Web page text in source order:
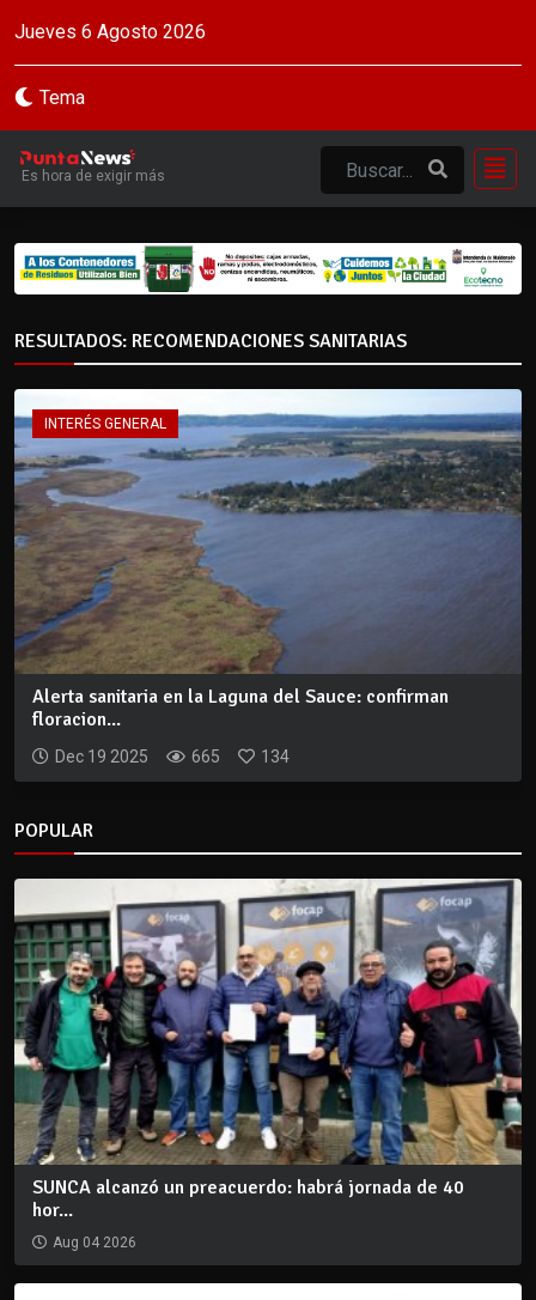
Jueves 6 Agosto 2026
Tema
Es hora de exigir más
RESULTADOS: RECOMENDACIONES SANITARIAS
INTERÉS GENERAL
Alerta sanitaria en la Laguna del Sauce: confirman
floracion...
Dec 19 2025 665 134
POPULAR
SUNCA alcanzó un preacuerdo: habrá jornada de 40
hor...
Aug 04 2026